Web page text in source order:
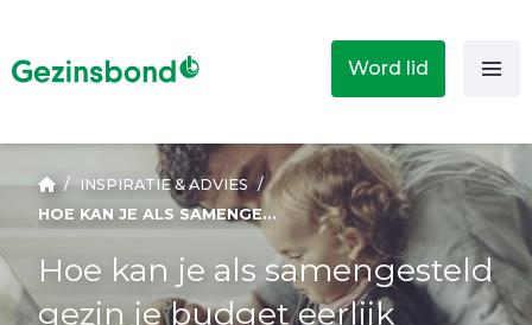
Word lid
/ INSPIRATIE & ADVIES /
HOE KAN JE ALS SAMENGESTELD GEZIN JE BUDGET EERLIJK VERDELEN?
Hoe kan je als samengesteld
gezin je budget eerlijk